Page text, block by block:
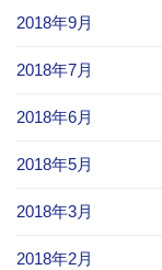
2018年9月
2018年7月
2018年6月
2018年5月
2018年3月
2018年2月